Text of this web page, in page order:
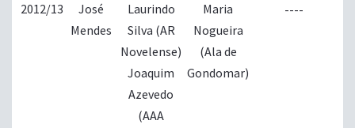
2012/13
José
Mendes
Laurindo
Silva (AR
Novelense)
Joaquim
Azevedo
(AAA
Maria
Nogueira
(Ala de
Gondomar)
----